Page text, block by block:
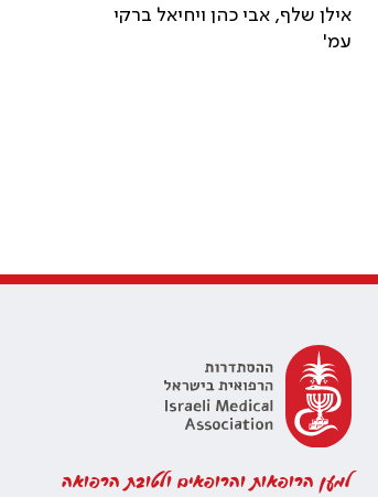
אילן שלף, אבי כהן ויחיאל ברקי
עמ'
למען הרופאות והרופאים ולטובת הרפואה